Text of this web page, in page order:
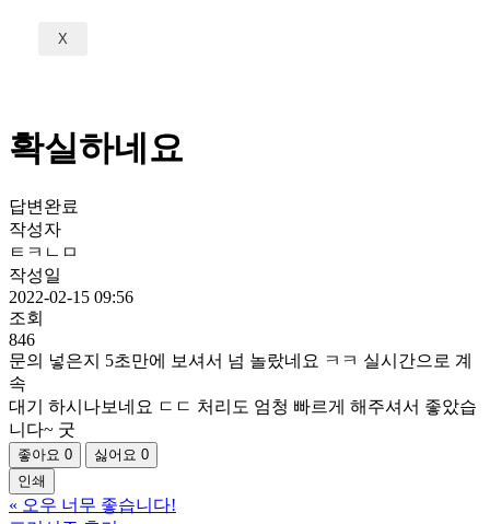
X
확실하네요
답변완료
작성자
ㅌㅋㄴㅁ
작성일
2022-02-15 09:56
조회
846
문의 넣은지 5초만에 보셔서 넘 놀랐네요 ㅋㅋ 실시간으로 계
속
대기 하시나보네요 ㄷㄷ 처리도 엄청 빠르게 해주셔서 좋았습
니다~ 굿
좋아요 0 싫어요 0
인쇄
« 오우 너무 좋습니다!